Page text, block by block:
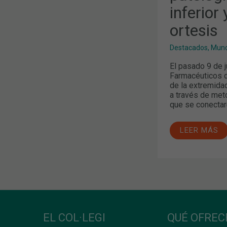
inferior
ortesis
Destacados,
El pasado 9 de
Farmacéuticos
de la
a través de
que se
CON
ORTESIS
LEER MÁS
EL COL·LEGI QUÉ